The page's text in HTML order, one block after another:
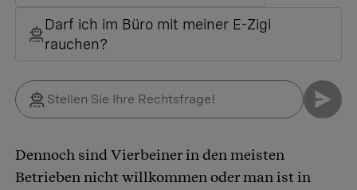
Darf ich im Büro mit meiner E-Zigi
rauchen?
Dennoch sind Vierbeiner in den meisten
Betrieben nicht willkommen oder man ist in